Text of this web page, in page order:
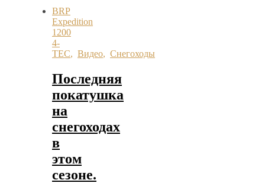
BRP
Expedition
1200
4-
TEC, Видео, Снегоходы
Последняя
покатушка
на
снегоходах
в
этом
сезоне.